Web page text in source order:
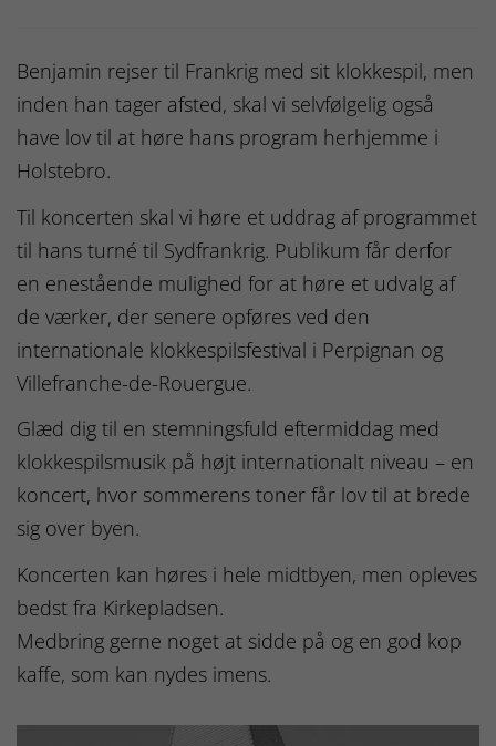
Benjamin rejser til Frankrig med sit klokkespil, men
inden han tager afsted, skal vi selvfølgelig også
have lov til at høre hans program herhjemme i
Holstebro.
Til koncerten skal vi høre et uddrag af programmet
til hans turné til Sydfrankrig. Publikum får derfor
en enestående mulighed for at høre et udvalg af
de værker, der senere opføres ved den
internationale klokkespilsfestival i Perpignan og
Villefranche-de-Rouergue.
Glæd dig til en stemningsfuld eftermiddag med
klokkespilsmusik på højt internationalt niveau – en
koncert, hvor sommerens toner får lov til at brede
sig over byen.
Koncerten kan høres i hele midtbyen, men opleves
bedst fra Kirkepladsen.
Medbring gerne noget at sidde på og en god kop
kaffe, som kan nydes imens.